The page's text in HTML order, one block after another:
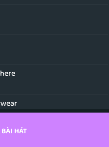
của anh
HÁT